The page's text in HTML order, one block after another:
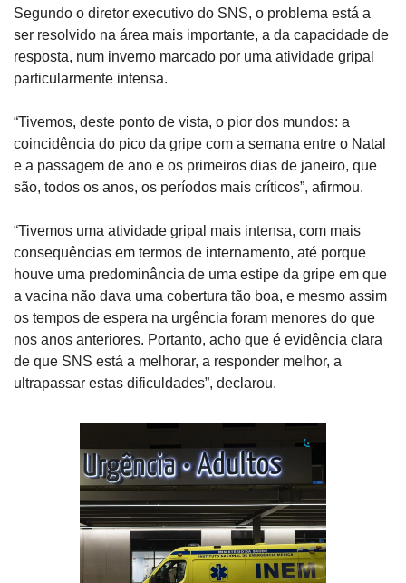
Segundo o diretor executivo do SNS, o problema está a
ser resolvido na área mais importante, a da capacidade de
resposta, num inverno marcado por uma atividade gripal
particularmente intensa.
“Tivemos, deste ponto de vista, o pior dos mundos: a
coincidência do pico da gripe com a semana entre o Natal
e a passagem de ano e os primeiros dias de janeiro, que
são, todos os anos, os períodos mais críticos”, afirmou.
“Tivemos uma atividade gripal mais intensa, com mais
consequências em termos de internamento, até porque
houve uma predominância de uma estipe da gripe em que
a vacina não dava uma cobertura tão boa, e mesmo assim
os tempos de espera na urgência foram menores do que
nos anos anteriores. Portanto, acho que é evidência clara
de que SNS está a melhorar, a responder melhor, a
ultrapassar estas dificuldades”, declarou.